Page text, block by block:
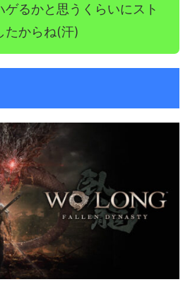
ゲるかと思うくらいにスト
たからね(汗)